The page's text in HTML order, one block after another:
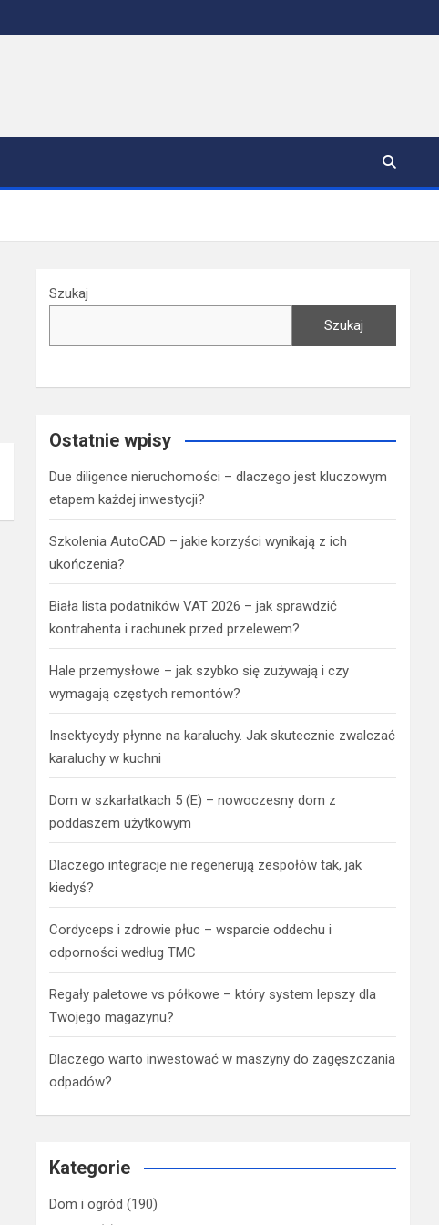
Szukaj
Szukaj
Ostatnie wpisy
Due diligence nieruchomości – dlaczego jest kluczowym
etapem każdej inwestycji?
Szkolenia AutoCAD – jakie korzyści wynikają z ich
ukończenia?
Biała lista podatników VAT 2026 – jak sprawdzić
kontrahenta i rachunek przed przelewem?
Hale przemysłowe – jak szybko się zużywają i czy
wymagają częstych remontów?
Insektycydy płynne na karaluchy. Jak skutecznie zwalczać
karaluchy w kuchni
Dom w szkarłatkach 5 (E) – nowoczesny dom z
poddaszem użytkowym
Dlaczego integracje nie regenerują zespołów tak, jak
kiedyś?
Cordyceps i zdrowie płuc – wsparcie oddechu i
odporności według TMC
Regały paletowe vs półkowe – który system lepszy dla
Twojego magazynu?
Dlaczego warto inwestować w maszyny do zagęszczania
odpadów?
Kategorie
Dom i ogród (190)